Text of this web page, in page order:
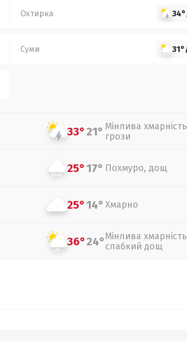
Охтирка 34°
Суми 31°
33°21° Мінлива
грози
25°17° Похмуро, дощ
25°14° Хмарно
36°24°Мінлива
слабкий дощ